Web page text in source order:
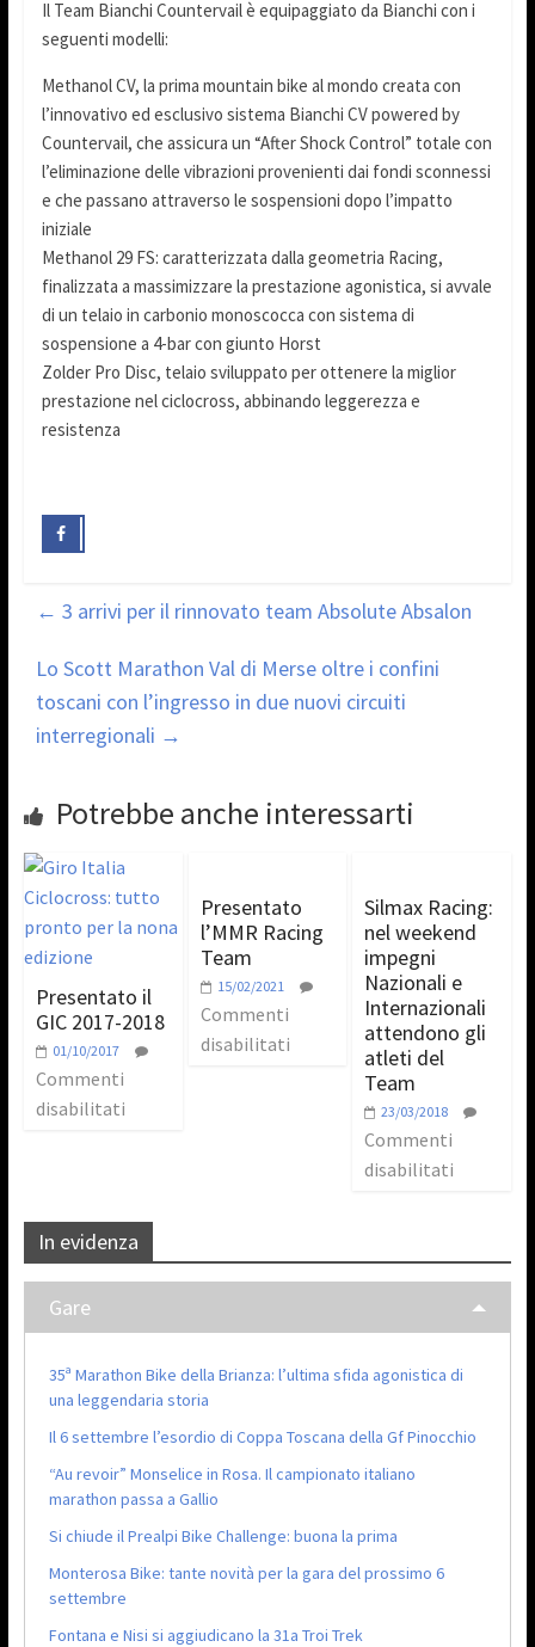
Il Team Bianchi Countervail è equipaggiato da Bianchi con i
seguenti modelli:
Methanol CV, la prima mountain bike al mondo creata con
l’innovativo ed esclusivo sistema Bianchi CV powered by
Countervail, che assicura un “After Shock Control” totale con
l’eliminazione delle vibrazioni provenienti dai fondi sconnessi
e che passano attraverso le sospensioni dopo l’impatto
iniziale
Methanol 29 FS: caratterizzata dalla geometria Racing,
finalizzata a massimizzare la prestazione agonistica, si avvale
di un telaio in carbonio monoscocca con sistema di
sospensione a 4-bar con giunto Horst
Zolder Pro Disc, telaio sviluppato per ottenere la miglior
prestazione nel ciclocross, abbinando leggerezza e
resistenza
← 3 arrivi per il rinnovato team Absolute Absalon
Lo Scott Marathon Val di Merse oltre i confini
toscani con l’ingresso in due nuovi circuiti
interregionali →
Potrebbe anche interessarti
Presentato il
GIC 2017-2018
01/10/2017
Commenti
disabilitati
Presentato
l’MMR Racing
Team
15/02/2021
Commenti
disabilitati
Silmax Racing:
nel weekend
impegni
Nazionali e
Internazionali
attendono gli
atleti del
Team
23/03/2018
Commenti
disabilitati
In evidenza
Gare
35ª Marathon Bike della Brianza: l’ultima sfida agonistica di
una leggendaria storia
Il 6 settembre l’esordio di Coppa Toscana della Gf Pinocchio
“Au revoir” Monselice in Rosa. Il campionato italiano
marathon passa a Gallio
Si chiude il Prealpi Bike Challenge: buona la prima
Monterosa Bike: tante novità per la gara del prossimo 6
settembre
Fontana e Nisi si aggiudicano la 31a Troi Trek